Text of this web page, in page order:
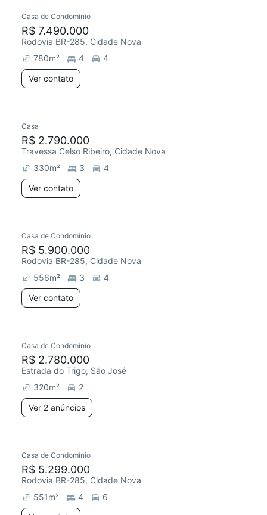
Casa de Condomínio
R$ 7.490.000
Rodovia BR-285, Cidade Nova
780m² 4
4
Ver contato
Casa
R$ 2.790.000
Travessa Celso Ribeiro, Cidade Nova
330m² 3
4
Ver contato
Casa de Condomínio
R$ 5.900.000
Rodovia BR-285, Cidade Nova
556m² 3
4
Ver contato
Casa de Condomínio
R$ 2.780.000
Estrada do Trigo, São José
320m²
2
Ver 2 anúncios
Casa de Condomínio
R$ 5.299.000
Rodovia BR-285, Cidade Nova
551m² 4
6